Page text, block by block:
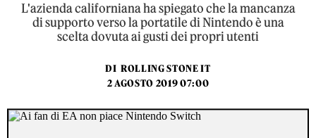
L'azienda californiana ha spiegato che la mancanza
di supporto verso la portatile di Nintendo è una
scelta dovuta ai gusti dei propri utenti
DI ROLLING STONE IT
2 AGOSTO 2019 07:00